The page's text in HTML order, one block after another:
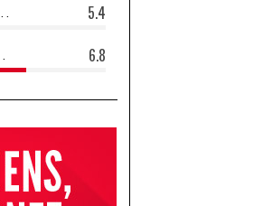
5.4
6.8